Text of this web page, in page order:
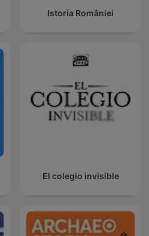
Istoria României
El colegio invisible